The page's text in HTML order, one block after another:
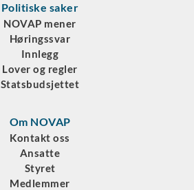
Politiske saker
NOVAP mener
Høringssvar
Innlegg
Lover og regler
Statsbudsjettet
Om NOVAP
Kontakt oss
Ansatte
Styret
Medlemmer